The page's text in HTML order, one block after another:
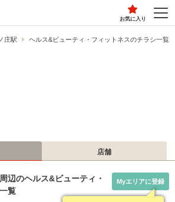
お気に入り
庄駅 ヘルス&ビューティ・フィットネスのチラシ一覧
店舗
辺のヘルス&ビューティ・
覧
Myエリアに登録